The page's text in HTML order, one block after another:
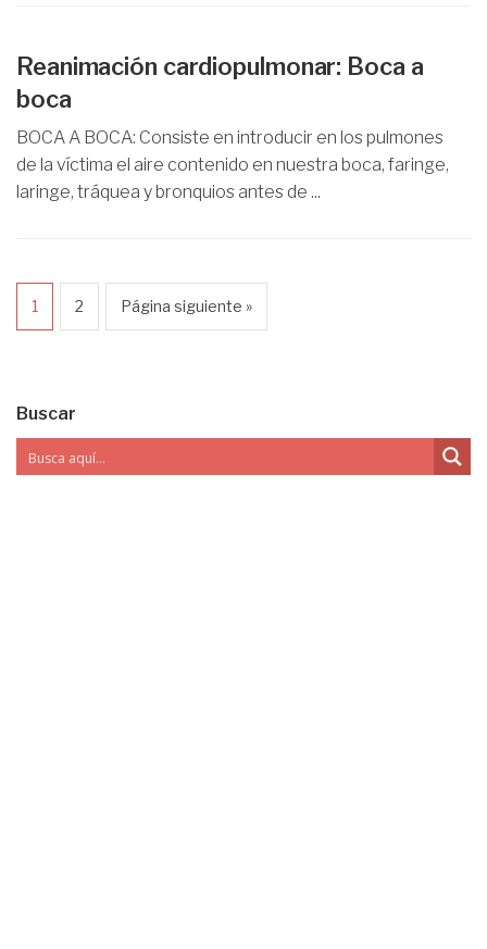
Reanimación cardiopulmonar: Boca a
boca
BOCA A BOCA: Consiste en introducir en los pulmones
de la víctima el aire contenido en nuestra boca, faringe,
laringe, tráquea y bronquios antes de ...
1 2 Página siguiente »
Buscar